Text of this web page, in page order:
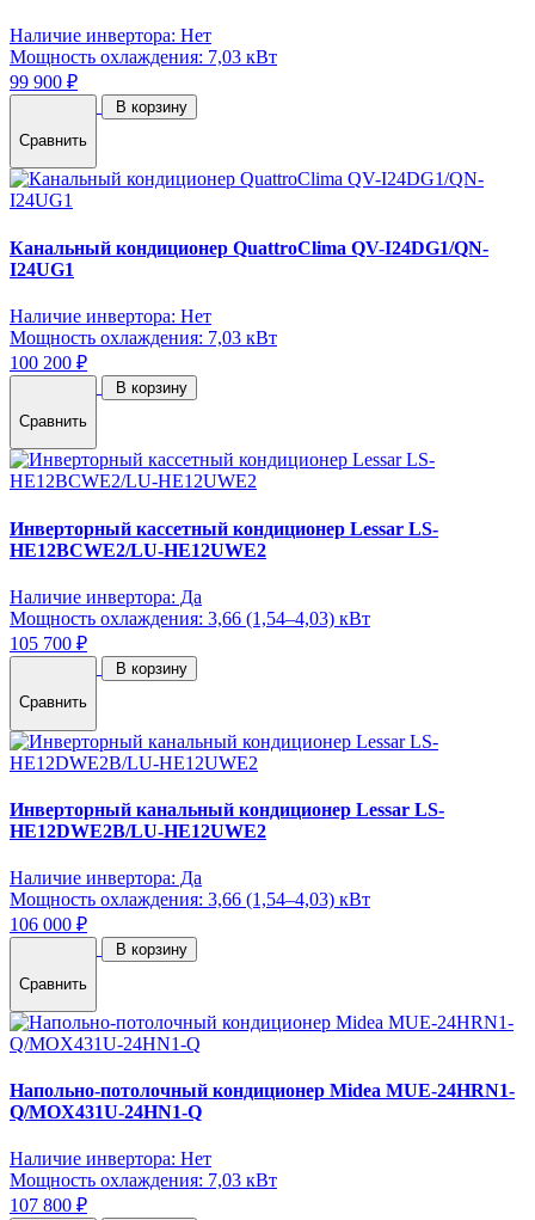
Наличие инвертора: Нет
Мощность охлаждения: 7,03 кВт
99 900 ₽
Сравнить
В корзину
Канальный кондиционер QuattroClima QV-I24DG1/QN-
I24UG1
Наличие инвертора: Нет
Мощность охлаждения: 7,03 кВт
100 200 ₽
Сравнить
В корзину
Инверторный кассетный кондиционер Lessar LS-
HE12BCWE2/LU-HE12UWE2
Наличие инвертора: Да
Мощность охлаждения: 3,66 (1,54–4,03) кВт
105 700 ₽
Сравнить
В корзину
Инверторный канальный кондиционер Lessar LS-
HE12DWE2B/LU-HE12UWE2
Наличие инвертора: Да
Мощность охлаждения: 3,66 (1,54–4,03) кВт
106 000 ₽
Сравнить
В корзину
Напольно-потолочный кондиционер Midea MUE-24HRN1-
Q/MOX431U-24HN1-Q
Наличие инвертора: Нет
Мощность охлаждения: 7,03 кВт
107 800 ₽